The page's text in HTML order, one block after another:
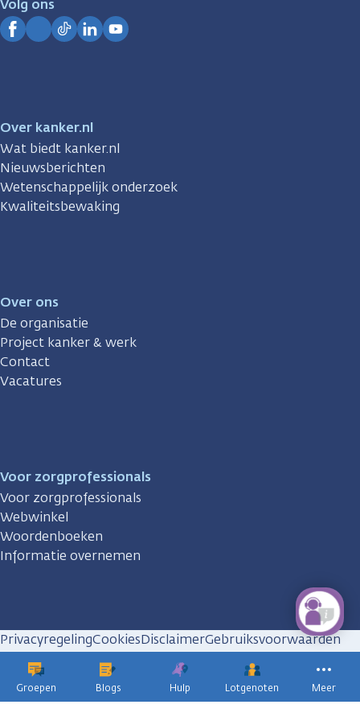
Groepen Blogs Hulp Lotgenoten Meer
Volg ons
Over kanker.nl
Wat biedt kanker.nl
Nieuwsberichten
Wetenschappelijk onderzoek
Kwaliteitsbewaking
Over ons
De organisatie
Project kanker & werk
Contact
Vacatures
Voor zorgprofessionals
Voor zorgprofessionals
Webwinkel
Woordenboeken
Informatie overnemen
PrivacyregelingCookiesDisclaimerGebruiksvoorwaarden
Huisregels